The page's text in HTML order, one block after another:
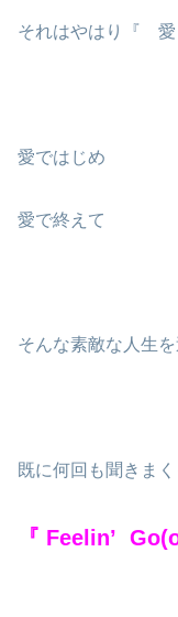
それはやはり『
愛ではじめ
愛で終えて
そんな素敵な人生
既に何回も聞きま
『 Feelin’